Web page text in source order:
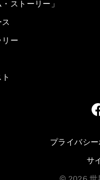
ストーリー」
リー
プライバシ
サ